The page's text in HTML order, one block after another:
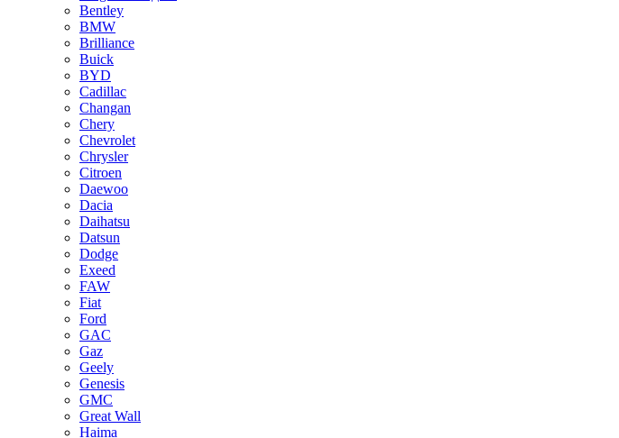
Bentley
BMW
Brilliance
Buick
BYD
Cadillac
Changan
Chery
Chevrolet
Chrysler
Citroen
Daewoo
Dacia
Daihatsu
Datsun
Dodge
Exeed
FAW
Fiat
Ford
GAC
Gaz
Geely
Genesis
GMC
Great Wall
Haima